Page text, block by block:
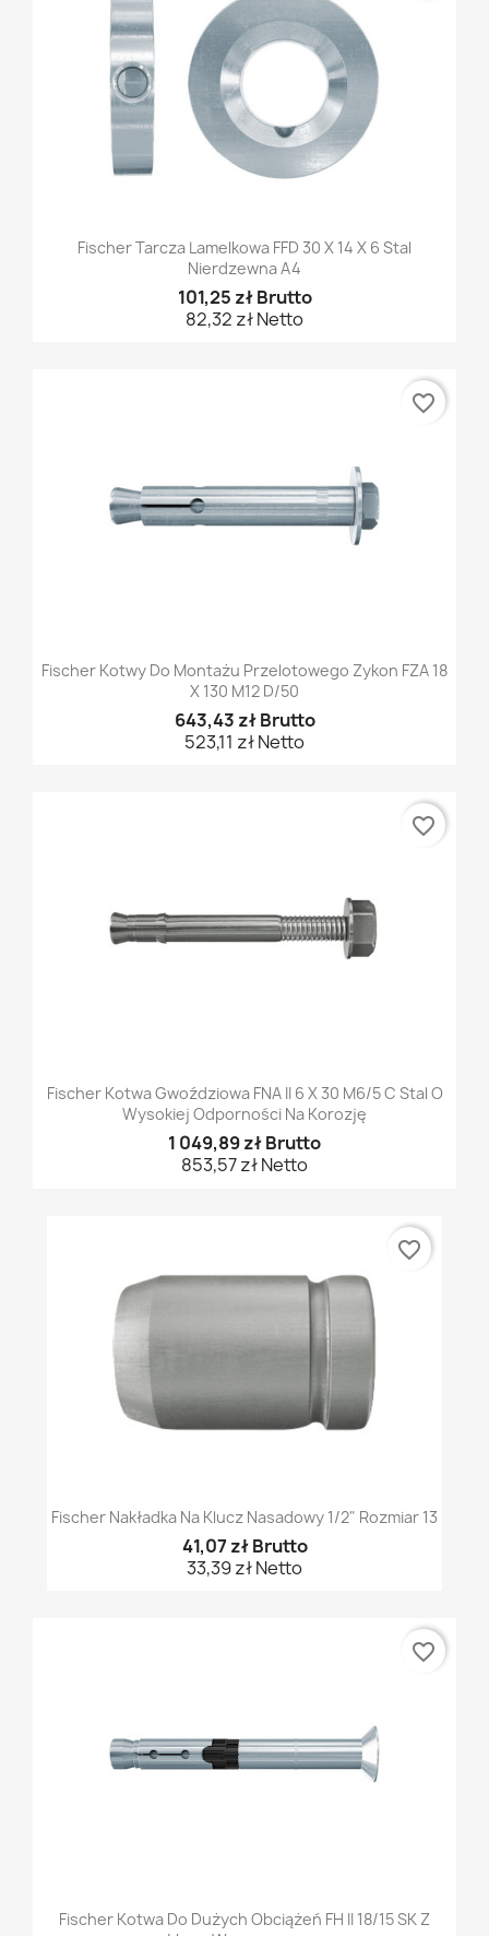
Fischer Tarcza Lamelkowa FFD 30 X 14 X 6 Stal
Nierdzewna A4
101,25 zł Brutto
82,32 zł Netto
Fischer Kotwy Do Montażu Przelotowego Zykon FZA 18
X 130 M12 D/50
643,43 zł Brutto
523,11 zł Netto
favorite_border
Fischer Kotwa Gwoździowa FNA II 6 X 30 M6/5 C Stal O
Wysokiej Odporności Na Korozję
1 049,89 zł Brutto
853,57 zł Netto
favorite_border
Fischer Nakładka Na Klucz Nasadowy 1/2" Rozmiar 13
41,07 zł Brutto
33,39 zł Netto
favorite_border
Fischer Kotwa Do Dużych Obciążeń FH II 18/15 SK Z
favorite_border